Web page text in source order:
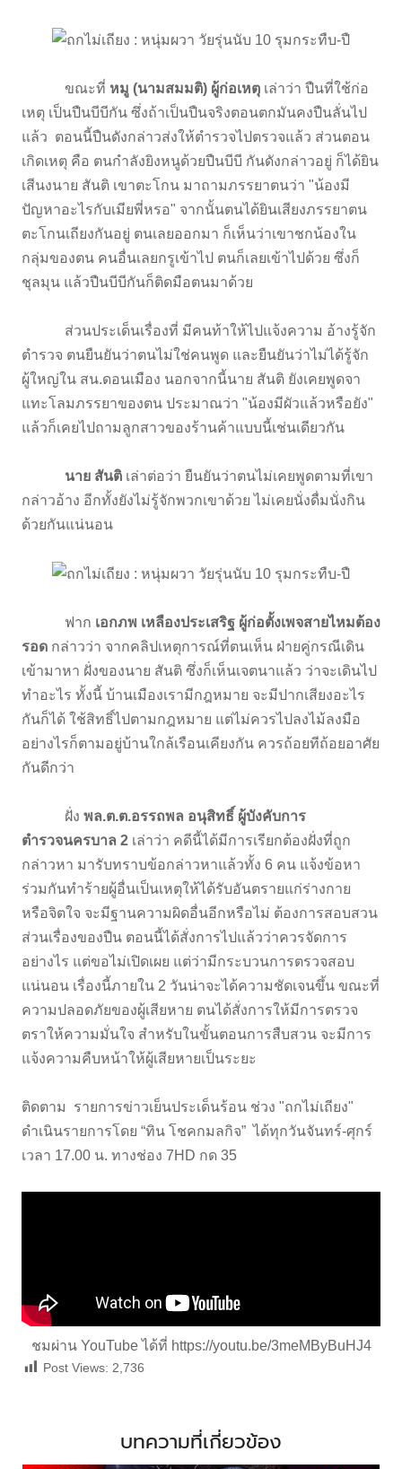
ขณะที่ หมู (นามสมมติ) ผู้ก่อเหตุ เล่าว่า ปืนที่ใช้ก่อ
เหตุ เป็นปืนบีบีกัน ซึ่งถ้าเป็นปืนจริงตอนตกมันคงปืนลั่นไป
แล้ว ตอนนี้ปืนดังกล่าวส่งให้ตำรวจไปตรวจแล้ว ส่วนตอน
เกิดเหตุ คือ ตนกำลังยิงหนูด้วยปืนบีบี กันดังกล่าวอยู่ ก็ได้ยิน
เสีนงนาย สันติ เขาตะโกน มาถามภรรยาตนว่า "น้องมี
ปัญหาอะไรกับเมียพี่หรอ" จากนั้นตนได้ยินเสียงภรรยาตน
ตะโกนเถียงกันอยู่ ตนเลยออกมา ก็เห็นว่าเขาชกน้องใน
กลุ่มของตน คนอื่นเลยกรูเข้าไป ตนก็เลยเข้าไปด้วย ซึ่งก็
ชุลมุน แล้วปืนบีบีกันก็ติดมือตนมาด้วย
ส่วนประเด็นเรื่องที่ มีคนท้าให้ไปแจ้งความ อ้างรู้จัก
ตำรวจ ตนยืนยันว่าตนไม่ใช่คนพูด และยืนยันว่าไม่ได้รู้จัก
ผู้ใหญ่ใน สน.ดอนเมือง นอกจากนี้นาย สันติ ยังเคยพูดจา
แทะโลมภรรยาของตน ประมาณว่า "น้องมีผัวแล้วหรือยัง"
แล้วก็เคยไปถามลูกสาวของร้านค้าแบบนี้เช่นเดียวกัน
นาย สันติ เล่าต่อว่า ยืนยันว่าตนไม่เคยพูดตามที่เขา
กล่าวอ้าง อีกทั้งยังไม่รู้จักพวกเขาด้วย ไม่เคยนั่งดื่มนั่งกิน
ด้วยกันแน่นอน
ฟาก เอกภพ เหลืองประเสริฐ ผู้ก่อตั้งเพจสายไหมต้อง
รอด กล่าวว่า จากคลิปเหตุการณ์ที่ตนเห็น ฝ่ายคู่กรณีเดิน
เข้ามาหา ฝั่งของนาย สันติ ซึ่งก็เห็นเจตนาแล้ว ว่าจะเดินไป
ทำอะไร ทั้งนี้ บ้านเมืองเรามีกฎหมาย จะมีปากเสียงอะไร
กันก็ได้ ใช้สิทธิ์ไปตามกฎหมาย แต่ไม่ควรไปลงไม้ลงมือ
อย่างไรก็ตามอยู่บ้านใกล้เรือนเคียงกัน ควรถ้อยทีถ้อยอาศัย
กันดีกว่า
ฝั่ง พล.ต.ต.อรรถพล อนุสิทธิ์ ผู้บังคับการ
ตำรวจนครบาล 2 เล่าว่า คดีนี้ได้มีการเรียกต้องฝั่งที่ถูก
กล่าวหา มารับทราบข้อกล่าวหาแล้วทั้ง 6 คน แจ้งข้อหา
ร่วมกันทำร้ายผู้อื่นเป็นเหตุให้ได้รับอันตรายแก่ร่างกาย
หรือจิตใจ จะมีฐานความผิดอื่นอีกหรือไม่ ต้องการสอบสวน
ส่วนเรื่องของปืน ตอนนี้ได้สั่งการไปแล้วว่าควรจัดการ
อย่างไร แต่ขอไม่เปิดเผย แต่ว่ามีกระบวนการตรวจสอบ
แน่นอน เรื่องนี้ภายใน 2 วันน่าจะได้ความชัดเจนขึ้น ขณะที่
ความปลอดภัยของผู้เสียหาย ตนได้สั่งการให้มีการตรวจ
ตราให้ความมั่นใจ สำหรับในขั้นตอนการสืบสวน จะมีการ
แจ้งความคืบหน้าให้ผู้เสียหายเป็นระยะ
ติดตาม รายการข่าวเย็นประเด็นร้อน ช่วง "ถกไม่เถียง"
ดำเนินรายการโดย “ทิน โชคกมลกิจ” ได้ทุกวันจันทร์-ศุกร์
เวลา 17.00 น. ทางช่อง 7HD กด 35
ชมผ่าน YouTube ได้ที่ https://youtu.be/3meMByBuHJ4
Post Views: 2,736
บทความที่เกี่ยวข้อง